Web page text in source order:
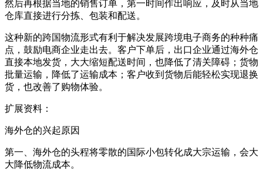
然后再根据当地的销售订单，第一时间作出响应，及时从当地
仓库直接进行分拣、包装和配送。
这种新的跨国物流形式有利于解决发展跨境电子商务的种种痛
点，鼓励电商企业走出去。客户下单后，出口企业通过海外仓
直接本地发货，大大缩短配送时间，也降低了清关障碍；货物
批量运输，降低了运输成本；客户收到货物后能轻松实现退换
货，也改善了购物体验。
扩展资料：
海外仓的兴起原因
第一、海外仓的头程将零散的国际小包转化成大宗运输，会大
大降低物流成本。